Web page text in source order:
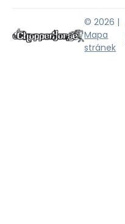
© 2026 |
Mapa
stránek